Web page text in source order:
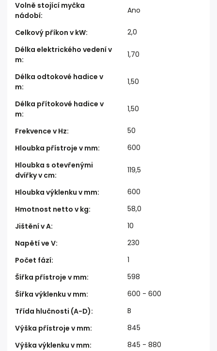
Volně stojící myčka
nádobí:
Ano
Celkový příkon v kW:
2,0
Délka elektrického vedení v
m:
1,70
Délka odtokové hadice v
m:
1,50
Délka přítokové hadice v
m:
1,50
Frekvence v Hz:
50
Hloubka přístroje v mm:
600
Hloubka s otevřenými
dvířky v cm:
119,5
Hloubka výklenku v mm:
600
Hmotnost netto v kg:
58,0
Jištění v A:
10
Napětí ve V:
230
Počet fází:
1
Šířka přístroje v mm:
598
Šířka výklenku v mm:
600 - 600
Třída hlučnosti (A-D):
B
Výška přístroje v mm:
845
Výška výklenku v mm: 845 - 880